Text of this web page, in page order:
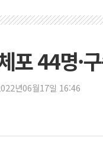
포 44명·
년06월17일 16:46